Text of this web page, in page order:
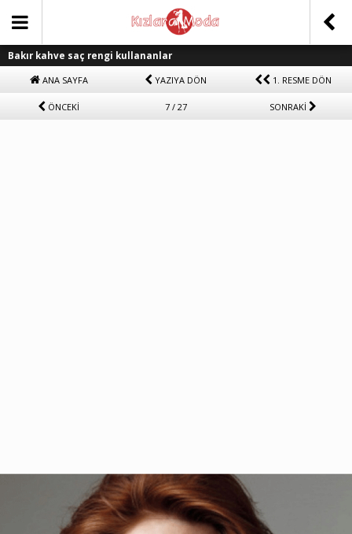
Bakır kahve saç rengi kullananlar
ANA SAYFA YAZIYA DÖN 1. RESME DÖN
ÖNCEKİ 7 / 27 SONRAKİ